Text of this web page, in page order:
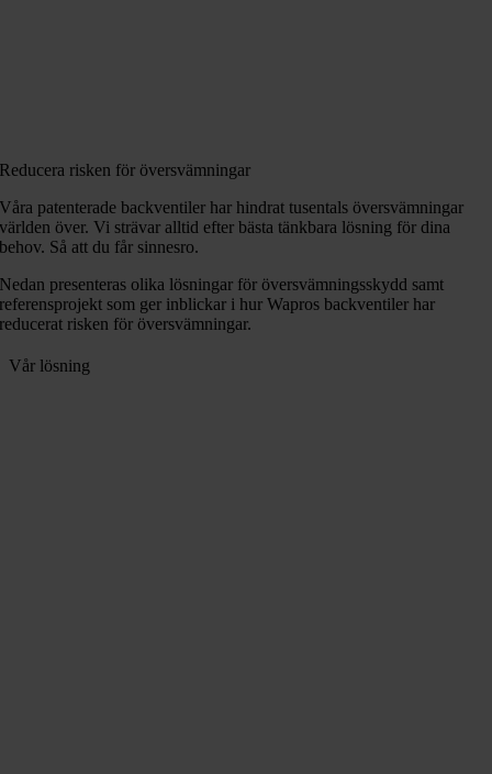
Reducera risken för översvämningar
Våra patenterade backventiler har hindrat tusentals översvämningar
världen över. Vi strävar alltid efter bästa tänkbara lösning för dina
behov. Så att du får sinnesro.
Nedan presenteras olika lösningar för översvämningsskydd samt
referensprojekt som ger inblickar i hur Wapros backventiler har
reducerat risken för översvämningar.
Vår lösning